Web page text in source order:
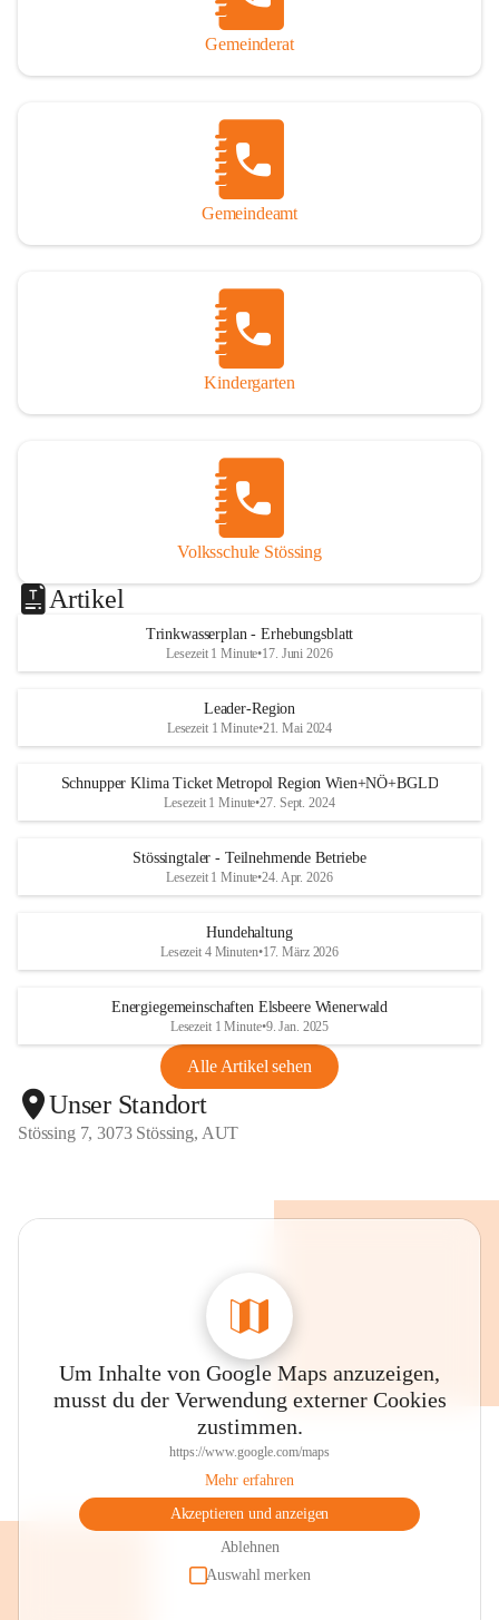
Gemeinderat
Gemeindeamt
Kindergarten
Volksschule Stössing
Artikel
Trinkwasserplan - Erhebungsblatt
Lesezeit 1 Minute•17. Juni 2026
Leader-Region
Lesezeit 1 Minute•21. Mai 2024
Schnupper Klima Ticket Metropol Region Wien+NÖ+BGLD
Lesezeit 1 Minute•27. Sept. 2024
Stössingtaler - Teilnehmende Betriebe
Lesezeit 1 Minute•24. Apr. 2026
Hundehaltung
Lesezeit 4 Minuten•17. März 2026
Energiegemeinschaften Elsbeere Wienerwald
Lesezeit 1 Minute•9. Jan. 2025
Alle Artikel sehen
Unser Standort
Stössing 7, 3073 Stössing, AUT
Um Inhalte von Google Maps anzuzeigen,
musst du der Verwendung externer Cookies
zustimmen.
https://www.google.com/maps
Mehr erfahren
Akzeptieren und anzeigen
Ablehnen
Auswahl merken